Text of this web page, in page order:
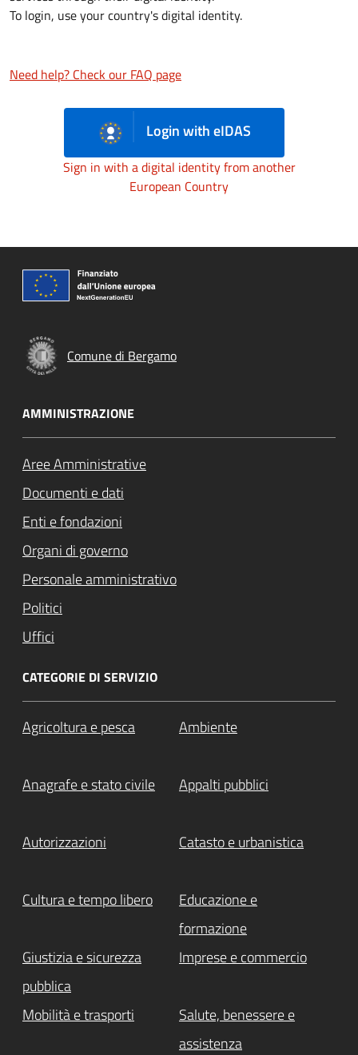
To login, use your country's digital identity.
Need help? Check our FAQ page
Login with eIDAS
Sign in with a digital identity from another
European Country
Comune di Bergamo
AMMINISTRAZIONE
Aree Amministrative
Documenti e dati
Enti e fondazioni
Organi di governo
Personale amministrativo
Politici
Uffici
CATEGORIE DI SERVIZIO
Agricoltura e pesca Ambiente
Anagrafe e stato civile Appalti pubblici
Autorizzazioni Catasto e urbanistica
Cultura e tempo libero
Educazione e
formazione
Giustizia e sicurezza
pubblica
Imprese e commercio
Mobilità e trasporti
Salute, benessere e
assistenza